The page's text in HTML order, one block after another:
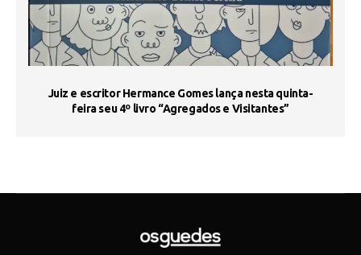
Juiz e escritor Hermance Gomes lança nesta quinta-
feira seu 4º livro “Agregados e Visitantes”